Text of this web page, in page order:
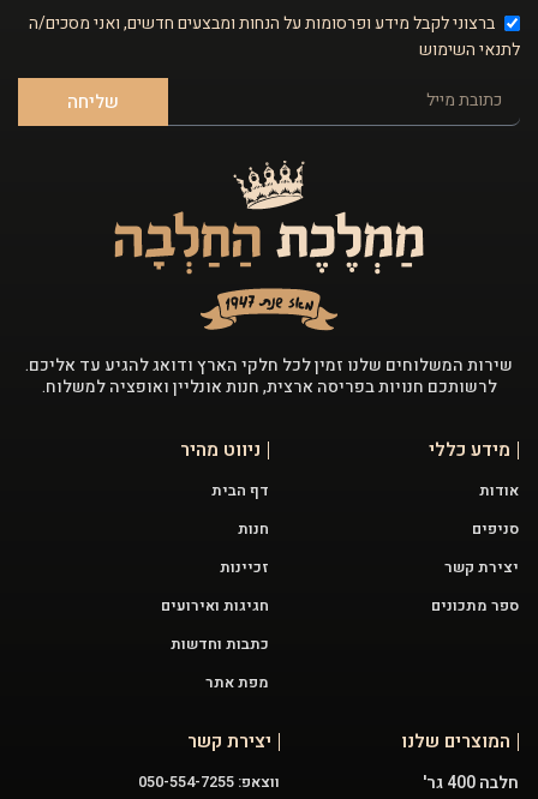
ברצוני לקבל מידע ופרסומות על הנחות ומבצעים חדשים, ואני מסכים/ה
לתנאי השימוש
שליחה
שירות המשלוחים שלנו זמין לכל חלקי הארץ ודואג להגיע עד אליכם.
לרשותכם חנויות בפריסה ארצית, חנות אונליין ואופציה למשלוח.
מידע כללי
אודות
סניפים
יצירת קשר
ספר מתכונים
ניווט מהיר
דף הבית
חנות
זכיינות
חגיגות ואירועים
כתבות וחדשות
מפת אתר
המוצרים שלנו
חלבה 400 גר'
יצירת קשר
ווצאפ: 050-554-7255